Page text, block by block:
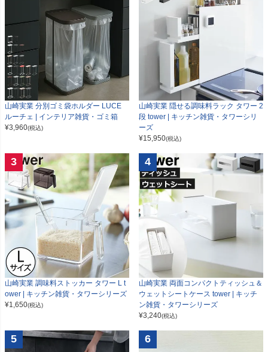
山崎実業 分別ゴミ袋ホルダー LUCE
ルーチェ | インテリア雑貨・ゴミ箱
¥3,960(税込)
山崎実業 隠せる調味料ラック タワー 2
段 tower | キッチン雑貨・タワーシリ
ーズ
¥15,950(税込)
3
山崎実業 調味料ストッカー タワー L t
ower | キッチン雑貨・タワーシリーズ
¥1,650(税込)
4
山崎実業 両面コンパクトティッシュ＆
ウェットシートケース tower | キッチ
ン雑貨・タワーシリーズ
¥3,240(税込)
5 6